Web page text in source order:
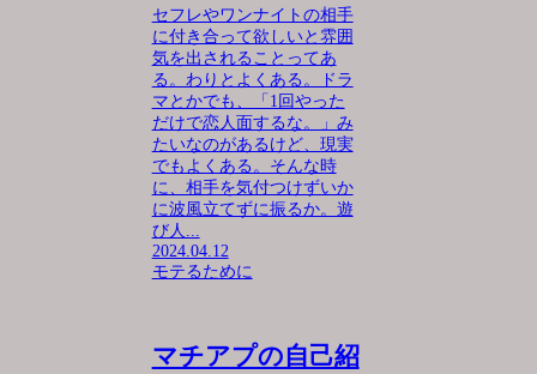
セフレやワンナイトの相手
に付き合って欲しいと雰囲
気を出されることってあ
る。わりとよくある。ドラ
マとかでも、「1回やった
だけで恋人面するな。」み
たいなのがあるけど、現実
でもよくある。そんな時
に、相手を気付つけずいか
に波風立てずに振るか。遊
び人...
2024.04.12
モテるために
マチアプの自己紹